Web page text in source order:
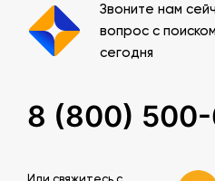
Звоните нам
вопрос с
сегодня
8 (800)
Или свяжитесь c